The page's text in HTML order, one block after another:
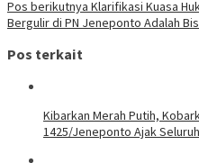
Pos berikutnya Klarifikasi Kuasa
Bergulir di PN Jeneponto Adalah
Pos terkait
Kibarkan Merah Putih,
1425/Jeneponto Ajak